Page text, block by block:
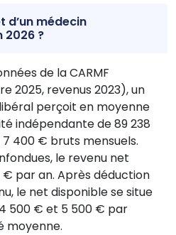
d’un médecin
2026 ?
de la CARMF
2025, revenus 2023), un
perçoit en moyenne
indépendante de 89 238
400 € bruts mensuels.
le revenu net
€ par an. Après déduction
le net disponible se situe
500 € et 5 500 € par
moyenne.